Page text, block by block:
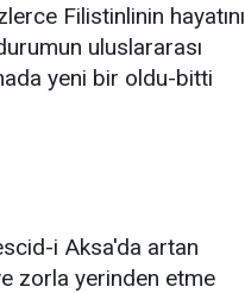
Filistinlinin hayatını
uluslararası
yeni bir oldu-bitti
i Aksa'da artan
zorla yerinden etme